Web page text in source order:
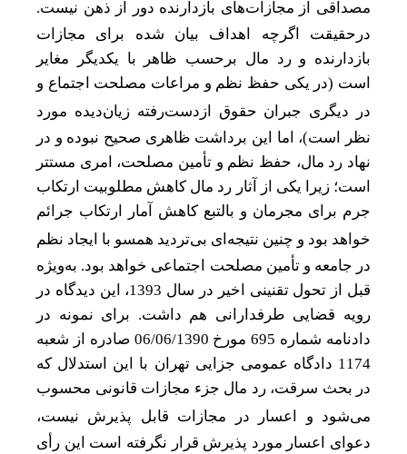
مصداقی از مجازاتهای بازدارنده دور از ذهن نیست.
درحقیقت اگرچه اهداف بیان شده برای مجازات
بازدارنده و رد مال برحسب ظاهر با یکدیگر مغایر
است (در یکی حفظ نظم و مراعات مصلحت اجتماع و
در دیگری جبران حقوق از‌دست‌رفته زیاندیده مورد
نظر است)، اما این برداشت ظاهری صحیح نبوده و در
نهاد رد مال، حفظ نظم و تأمین مصلحت، امری مستتر
است؛ زیرا یکی از آثار رد مال کاهش مطلوبیت ارتکاب
جرم برای مجرمان و بالتبع کاهش آمار ارتکاب جرائم
خواهد بود و چنین نتیجه ای بیتردید همسو با ایجاد نظم
در جامعه و تأمین مصلحت اجتماعی خواهد بود. به‌ویژه
قبل از تحول تقنینی اخیر در سال 1393، این دیدگاه در
رویه قضایی طرفدارانی هم داشت. برای نمونه در
دادنامه شماره 695 مورخ 06/06/1390 صادره از شعبه
1174 دادگاه عمومی جزایی تهران با این استدلال که
در بحث سرقت، رد مال جزء مجازات قانونی محسوب
میشود و اعسار در مجازات قابل پذیرش نیست،
دعوای اعسار مورد پذیرش قرار نگرفته است این رأی